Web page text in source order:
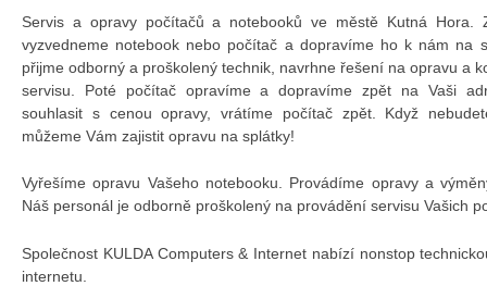
Servis a opravy počítačů a notebooků ve městě Kutná Hora.
vyzvedneme notebook nebo počítač a dopravíme ho k nám na
přijme odborný a proškolený technik, navrhne řešení na opravu a
servisu. Poté počítač opravíme a dopravíme zpět na Vaši
souhlasit s cenou opravy, vrátíme počítač zpět. Když
můžeme Vám zajistit opravu na splátky!
Vyřešíme opravu Vašeho notebooku. Provádíme opravy a
Náš personál je odborně proškolený na provádění servisu Vašich
Společnost KULDA Computers & Internet nabízí nonstop
internetu.